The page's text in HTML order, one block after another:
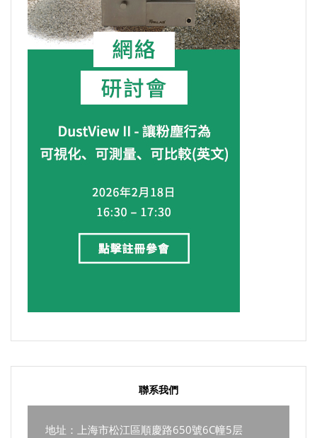
聯系我們
地址：上海市松江區順慶路650號6C幢5层